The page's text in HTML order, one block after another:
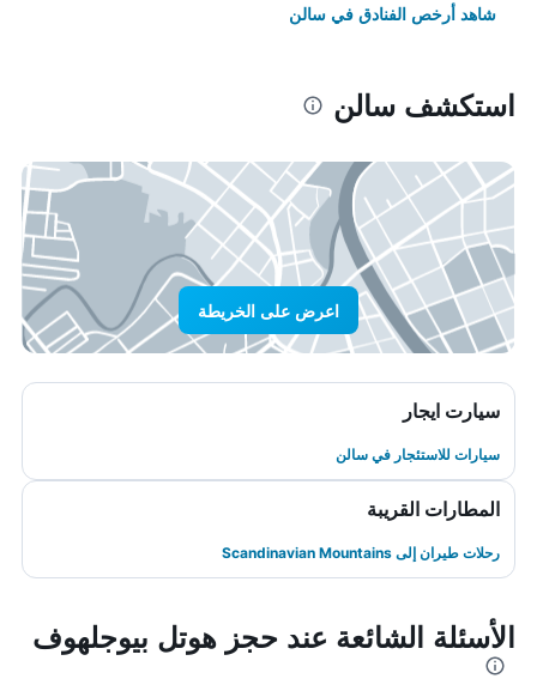
شاهد أرخص الفنادق في سالن
استكشف سالن
اعرض على الخريطة
سيارت ايجار
سيارات للاستئجار في سالن
المطارات القريبة
رحلات طيران إلى Scandinavian Mountains
الأسئلة الشائعة عند حجز هوتل بيوجلهوف